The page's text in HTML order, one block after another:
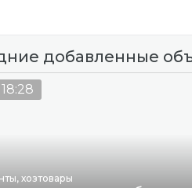
добавленные
хозтовары